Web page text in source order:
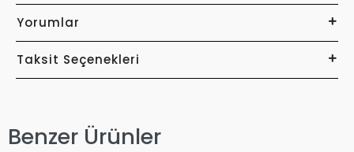
Yorumlar
Taksit Seçenekleri
Benzer Ürünler